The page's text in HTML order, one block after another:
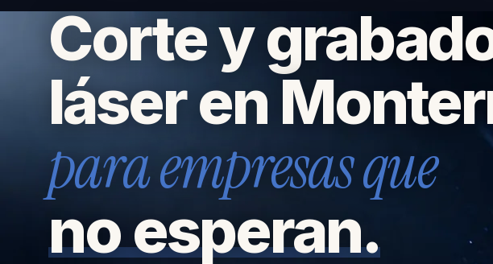
Corte y
láser en
para empresas que
no esperan.